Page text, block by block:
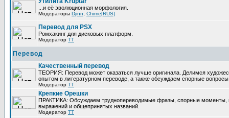
...и её эволюционная морфология.
Модераторы Djinn Chime[RUS]
Перевод для PSX
Ромхакинг для дисковых платформ.
Модератор TT
Перевод
Качественный перевод
ТЕОРИЯ: Перевод может оказаться лучше оригинала. Делимся
опытом в литературном переводе, а также обсуждаем спорные вопросы
Модератор TT
Крепкие Орешки
ПРАКТИКА: Обсуждаем труднопереводимые фразы, спорные моменты,
выражений и общепринятых названий.
Модератор TT